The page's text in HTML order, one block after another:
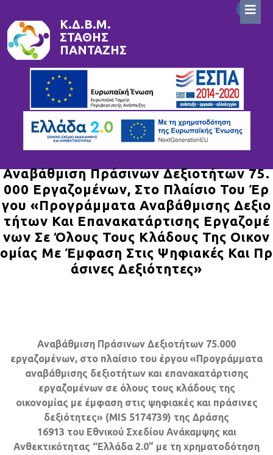
content
Κ.Δ.Β.Μ.
ΣΤΆΘΗΣ
ΠΑΝΤΑΖΉΣ
Αναβάθμιση Πράσινων Δεξιοτήτων 75.
000 Εργαζομένων, Στο Πλαίσιο Του Έρ
Γου «Προγράμματα Αναβάθμισης Δεξιο
Τήτων Και Επανακατάρτισης Εργαζομέ
Νων Σε Όλους Τους Κλάδους Της Οικον
Ομίας Με Έμφαση Στις Ψηφιακές Και Πρ
Άσινες Δεξιότητες»
Αναβάθμιση Πράσινων Δεξιοτήτων 75.000
εργαζομένων, στο πλαίσιο του έργου «Προγράμματα
αναβάθμισης δεξιοτήτων και επανακατάρτισης
εργαζομένων σε όλους τους κλάδους της
οικονομίας με έμφαση στις ψηφιακές και πράσινες
δεξιότητες» (MIS 5174739) της Δράσης
16913 του Εθνικού Σχεδίου Ανάκαμψης και
Ανθεκτικότητας “Ελλάδα 2.0” με τη χρηματοδότηση